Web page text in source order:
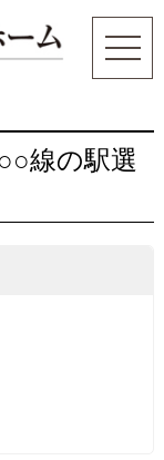
線の駅選